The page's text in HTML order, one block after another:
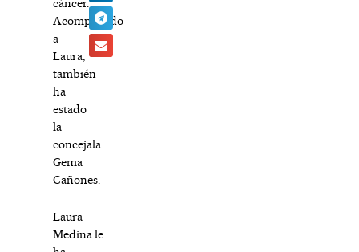
cáncer.
Acompañado
a
Laura,
también
ha
estado
la
concejala
Gema
Cañones.
Laura
Medinale